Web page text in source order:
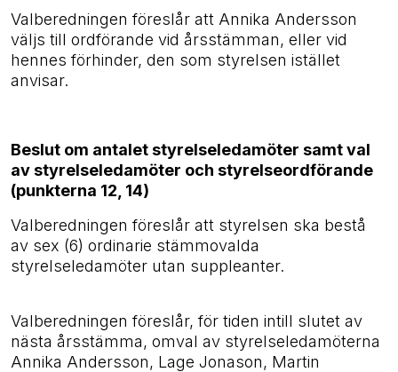
Valberedningen föreslår att Annika Andersson
väljs till ordförande vid årsstämman, eller vid
hennes förhinder, den som styrelsen istället
anvisar.
Beslut om antalet styrelseledamöter samt val
av styrelseledamöter och styrelseordförande
(punkterna 12, 14)
Valberedningen föreslår att styrelsen ska bestå
av sex (6) ordinarie stämmovalda
styrelseledamöter utan suppleanter.
Valberedningen föreslår, för tiden intill slutet av
nästa årsstämma, omval av styrelseledamöterna
Annika Andersson, Lage Jonason, Martin